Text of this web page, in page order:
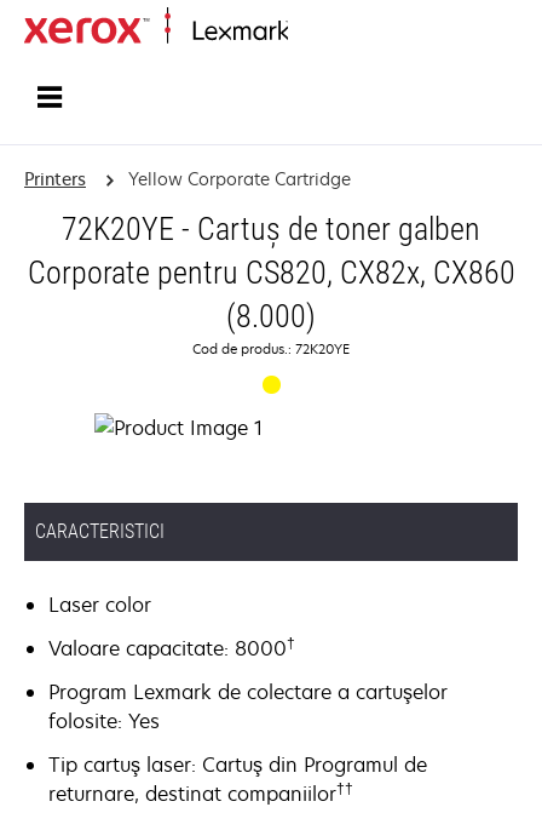
Printers Yellow Corporate Cartridge
72K20YE - Cartuş de toner galben
Corporate pentru CS820, CX82x, CX860
(8.000)
Cod de produs.: 72K20YE
CARACTERISTICI
Laser color
Valoare capacitate: 8000†
Program Lexmark de colectare a cartuşelor
folosite: Yes
Tip cartuş laser: Cartuş din Programul de
returnare, destinat companiilor††